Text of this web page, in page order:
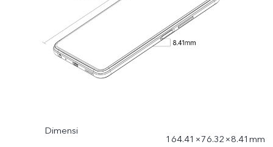
Dimensi
164.41×76.32×8.41mm